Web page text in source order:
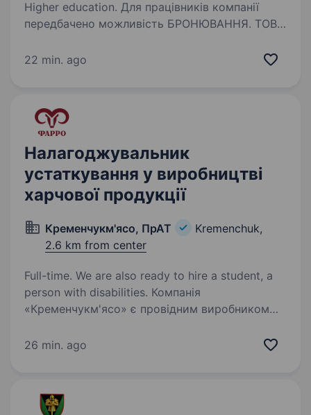
Higher education. Для працівників компанії
передбачено можливість БРОНЮВАННЯ. ТОВ
компанія з понад 25-річним досвідом у сфері
22 min. ago
Налагоджувальник
устаткування у виробництві
харчової продукції
Кременчукм'ясо, ПрАТ
Kremenchuk,
2.6 km from center
Full-time. We are also ready to hire a student, a
person with disabilities. Компанія
«Кременчукм'ясо» є провідним виробником
в Україні. Наша компанія займається
клієнтів…
26 min. ago